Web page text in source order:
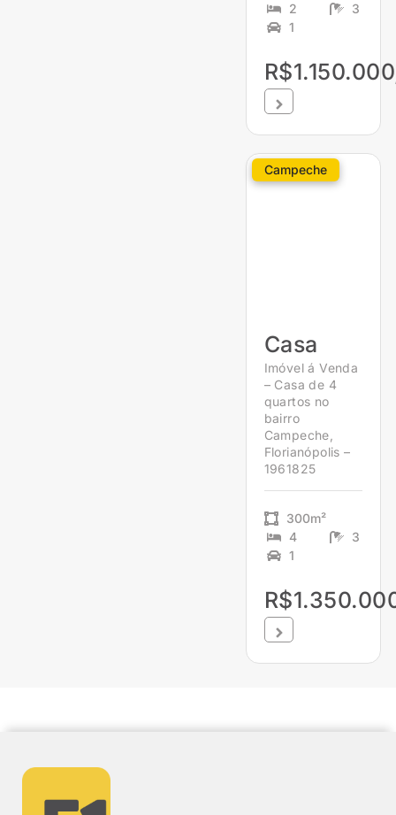
2
3
1
Campeche
Casa
Imóvel á Venda
– Casa de 4
quartos no
bairro
Campeche,
Florianópolis –
1961825
300m²
4
3
1